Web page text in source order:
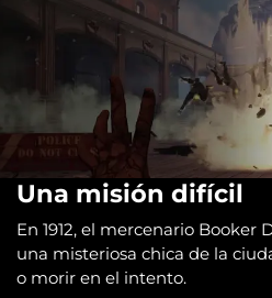
Una misión difícil
En 1912, el mercenario Booker
una misteriosa chica de la
o morir en el intento.